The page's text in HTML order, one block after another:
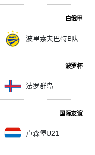
白俄甲
波里索夫巴特B队
波罗杯
法罗群岛
国际友谊
卢森堡U21